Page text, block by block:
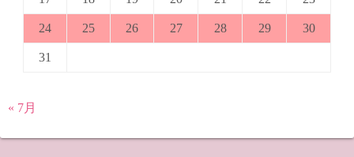
24 25 26 27 28 29 30
31
« 7月